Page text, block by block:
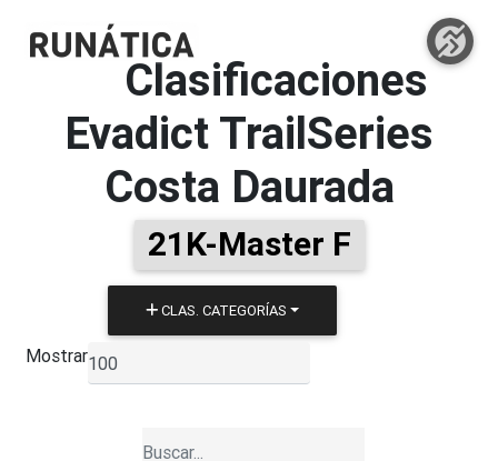
Clasificaciones
Evadict TrailSeries
Costa Daurada
21K-Master F
CLAS. CATEGORÍAS
Mostrar